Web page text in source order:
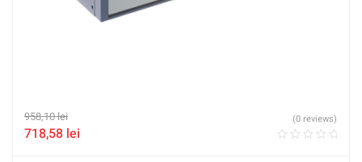
958,10lei
718,58 lei
(0 reviews)